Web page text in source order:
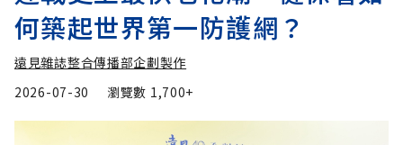
何築起世界第一防護網？
遠見雜誌整合傳播部企劃製作
2026-07-30
瀏覽數 1,700+